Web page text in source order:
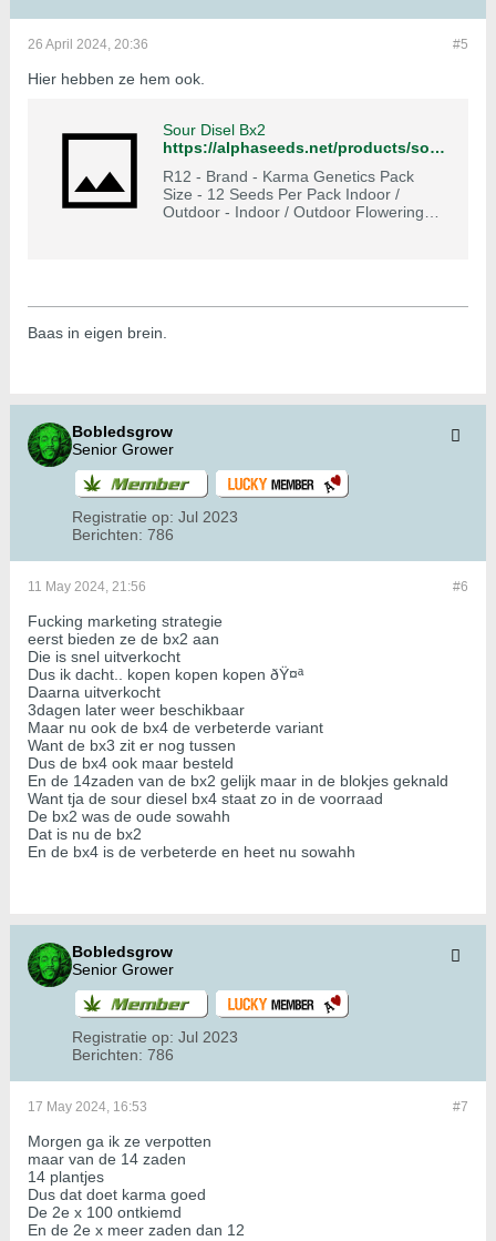
#5
26 April 2024, 20:36
Hier hebben ze hem ook.
Sour Disel Bx2
https://alphaseeds.net/products/sour-disel-bx2-r12
R12 - Brand - Karma Genetics Pack
Size - 12 Seeds Per Pack Indoor /
Outdoor - Indoor / Outdoor Flowering
Baas in eigen brein.
Bobledsgrow
Senior Grower
Registratie op: Jul 2023
Berichten: 786
#6
11 May 2024, 21:56
Fucking marketing strategie
eerst bieden ze de bx2 aan
Die is snel uitverkocht
Dus ik dacht.. kopen kopen kopen ðŸ¤ª
Daarna uitverkocht
3dagen later weer beschikbaar
Maar nu ook de bx4 de verbeterde variant
Want de bx3 zit er nog tussen
Dus de bx4 ook maar besteld
En de 14zaden van de bx2 gelijk maar in de blokjes geknald
Want tja de sour diesel bx4 staat zo in de voorraad
De bx2 was de oude sowahh
Dat is nu de bx2
En de bx4 is de verbeterde en heet nu sowahh
Bobledsgrow
Senior Grower
Registratie op: Jul 2023
Berichten: 786
#7
17 May 2024, 16:53
Morgen ga ik ze verpotten
maar van de 14 zaden
14 plantjes
Dus dat doet karma goed
De 2e x 100 ontkiemd
En de 2e x meer zaden dan 12